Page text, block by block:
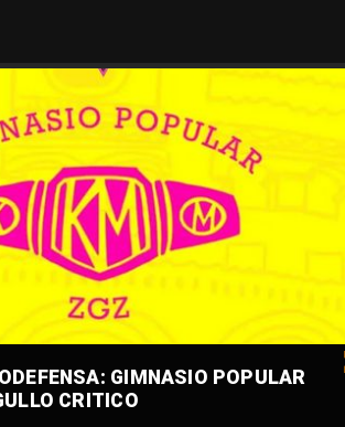
GIMNASIO POPULAR
CRITICO